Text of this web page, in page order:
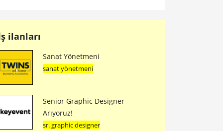
ilanları
Sanat Yönetmeni
sanat yönetmeni
Senior Graphic Designer
Arıyoruz!
sr. graphic designer